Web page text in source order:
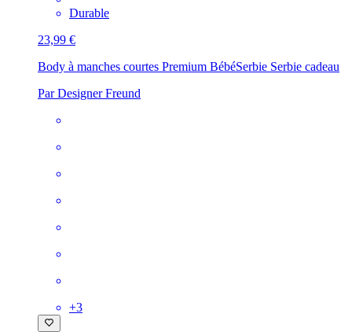
Durable
23,99 €
Body à manches courtes Premium BébéSerbie Serbie cadeau
Par Designer Freund
+3